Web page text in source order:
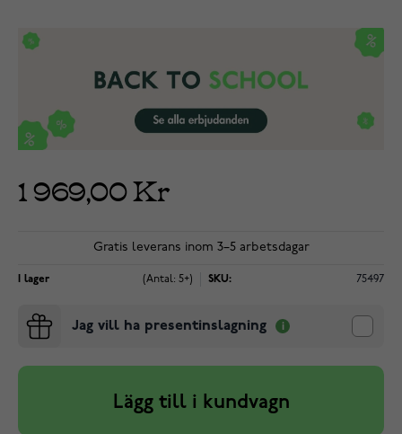
1 969,00 Kr
Gratis leverans inom 3–5 arbetsdagar
I lager (Antal: 5+) SKU: 75497
Jag vill ha presentinslagning
Lägg till i kundvagn